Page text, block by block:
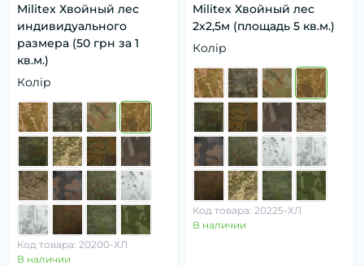
Militex Хвойный лес
индивидуального
размера (50 грн за 1
кв.м.)
Колір
Код товара: 20200-ХЛ
В наличии
Militex Хвойный лес
2х2,5м (площадь 5 кв.м.)
Колір
Код товара: 20225-ХЛ
В наличии